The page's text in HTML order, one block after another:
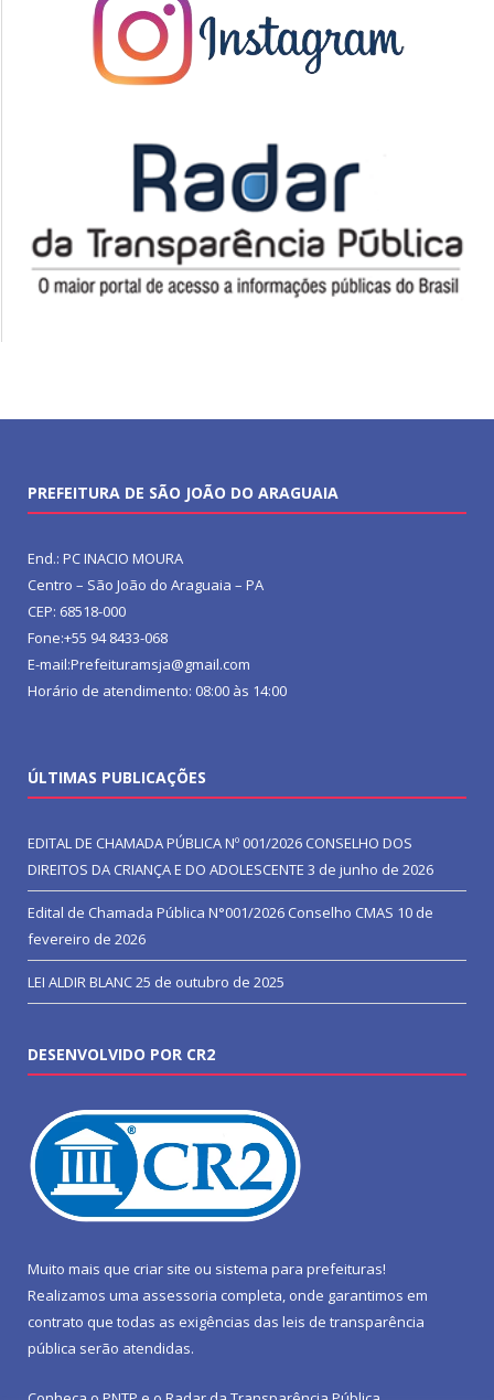
PREFEITURA DE SÃO JOÃO DO ARAGUAIA
End.: PC INACIO MOURA
Centro – São João do Araguaia – PA
CEP: 68518-000
Fone:+55 94 8433-068
E-mail:Prefeituramsja@gmail.com
Horário de atendimento: 08:00 às 14:00
ÚLTIMAS PUBLICAÇÕES
EDITAL DE CHAMADA PÚBLICA Nº 001/2026 CONSELHO DOS
DIREITOS DA CRIANÇA E DO ADOLESCENTE 3 de junho de 2026
Edital de Chamada Pública N°001/2026 Conselho CMAS 10 de
fevereiro de 2026
LEI ALDIR BLANC25 de outubro de 2025
DESENVOLVIDO POR CR2
Muito mais que criar site ou sistema para prefeituras!
Realizamos uma assessoria completa, onde garantimos em
contrato que todas as exigências das leis de transparência
pública serão atendidas.